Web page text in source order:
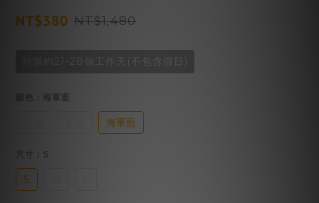
NT$380 NT$1,480
預購約21-28個工作天(不包含假日)
: 海軍藍
海軍藍
: S
S